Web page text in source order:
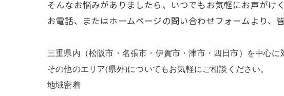
そんなお悩みがありましたら、いつでもお気軽にお声がけ
お電話、またはホームページの問い合わせフォームより、
三重県内（松阪市・名張市・伊賀市・津市・四日市）を中心に
その他のエリア(県外)についてもお気軽にご相談ください。
地域密着